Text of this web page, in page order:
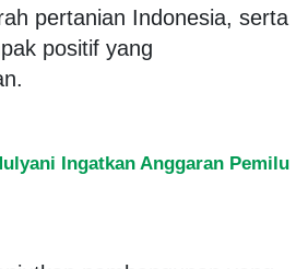
pertanian Indonesia, serta
positif yang
Ingatkan Anggaran Pemilu